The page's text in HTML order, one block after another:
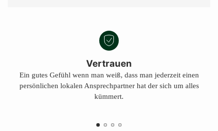
Vertrauen
Ein gutes Gefühl wenn man weiß, dass man jederzeit einen
persönlichen lokalen Ansprechpartner hat der sich um alles
kümmert.